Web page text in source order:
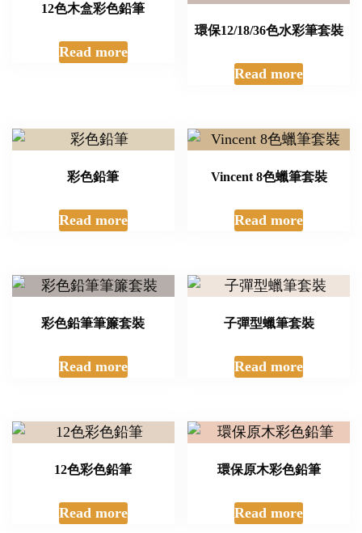
12色木盒彩色鉛筆
Read more
環保12/18/36色水彩筆套裝
Read more
彩色鉛筆
Read more
Vincent 8色蠟筆套裝
Read more
彩色鉛筆筆簾套裝
Read more
子彈型蠟筆套裝
Read more
12色彩色鉛筆
Read more
環保原木彩色鉛筆
Read more